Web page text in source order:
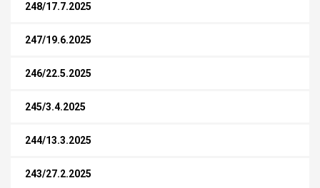
248/17.7.2025
247/19.6.2025
246/22.5.2025
245/3.4.2025
244/13.3.2025
243/27.2.2025